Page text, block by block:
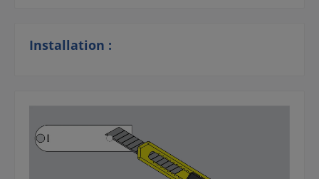
Installation :